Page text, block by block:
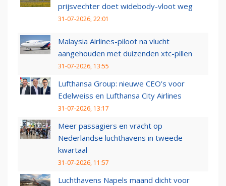
prijsvechter doet widebody-vloot weg
31-07-2026, 22:01
Malaysia Airlines-piloot na vlucht
aangehouden met duizenden xtc-pillen
31-07-2026, 13:55
Lufthansa Group: nieuwe CEO’s voor
Edelweiss en Lufthansa City Airlines
31-07-2026, 13:17
Meer passagiers en vracht op
Nederlandse luchthavens in tweede
kwartaal
31-07-2026, 11:57
Luchthavens Napels maand dicht voor